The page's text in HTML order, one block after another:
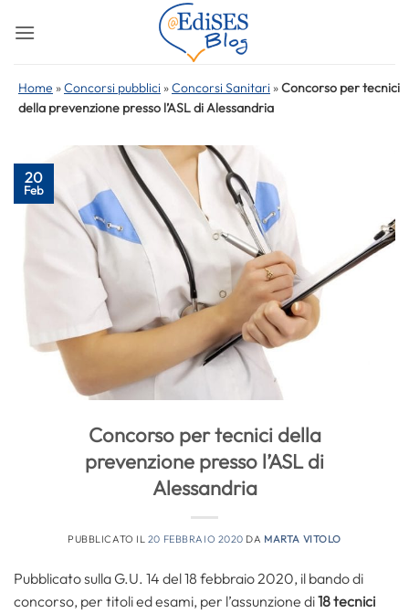
Home »Concorsi pubblici »Concorsi Sanitari »Concorso per tecnici
della prevenzione presso l’ASL di Alessandria
20
Feb
Concorso per tecnici della
prevenzione presso l’ASL di
Alessandria
PUBBLICATO IL 20 FEBBRAIO 2020 DA MARTA VITOLO
Pubblicato sulla G.U. 14 del 18 febbraio 2020, il bando di
concorso, per titoli ed esami, per l’assunzione di18 tecnici